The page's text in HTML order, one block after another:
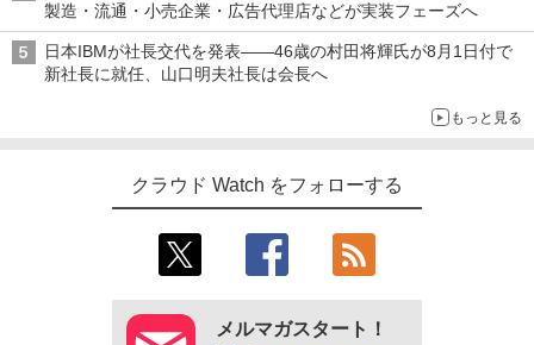
製造・流通・小売企業・広告代理店などが実装フェーズへ
日本IBMが社長交代を発表――46歳の村田将輝氏が8月1日付で
新社長に就任、山口明夫社長は会長へ
もっと見る
クラウド Watch をフォローする
メルマガスタート！